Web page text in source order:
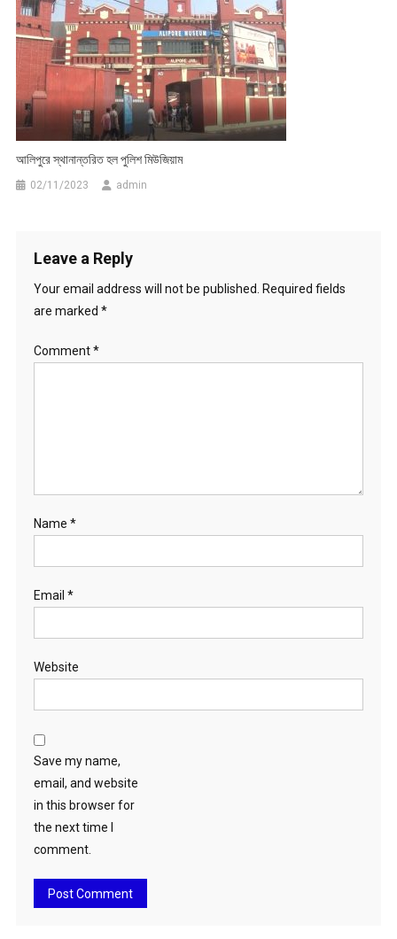
আলিপুরে স্থানান্তরিত হল পুলিশ মিউজিয়াম
02/11/2023 admin
Leave a Reply
Your email address will not be published.
Required fields
are marked *
Comment*
Name *
Email *
Website
Save my name,
email, and website
in this browser for
the next time I
comment.